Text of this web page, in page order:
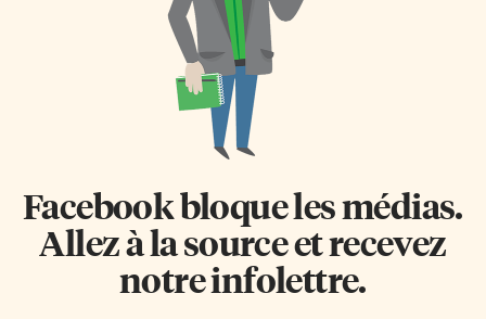
Facebook bloque les médias.
Allez à la source et recevez
notre infolettre.